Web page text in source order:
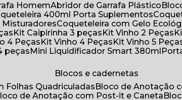
Homem Abridor de Garrafa Plástico
400ml Porta Suplementos
Misturadores
Coqueteleira com Gelo
Kit Caipirinha 3 peças Kit Vinho 2 Peças
4 Peças Kit Vinho 4 Peças Kit Vinho 5
peças Mini Liquidificador Smart 380ml
Blocos e cadernetas
Folhas Quadriculadas
Bloco de Anotação
Bloco de Anotação com Post-it e Caneta